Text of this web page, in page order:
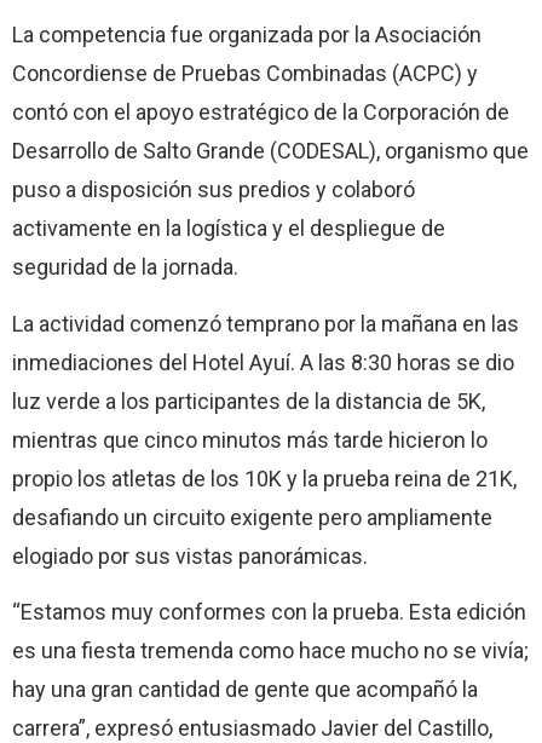
La competencia fue organizada por la Asociación
Concordiense de Pruebas Combinadas (ACPC) y
contó con el apoyo estratégico de la Corporación de
Desarrollo de Salto Grande (CODESAL), organismo que
puso a disposición sus predios y colaboró
activamente en la logística y el despliegue de
seguridad de la jornada.
La actividad comenzó temprano por la mañana en las
inmediaciones del Hotel Ayuí. A las 8:30 horas se dio
luz verde a los participantes de la distancia de 5K,
mientras que cinco minutos más tarde hicieron lo
propio los atletas de los 10K y la prueba reina de 21K,
desafiando un circuito exigente pero ampliamente
elogiado por sus vistas panorámicas.
“Estamos muy conformes con la prueba. Esta edición
es una fiesta tremenda como hace mucho no se vivía;
hay una gran cantidad de gente que acompañó la
carrera”, expresó entusiasmado Javier del Castillo,